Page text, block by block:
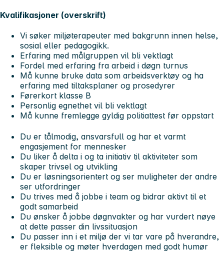
Kvalifikasjoner (overskrift)
Vi søker miljøterapeuter med bakgrunn innen helse,
sosial eller pedagogikk.
Erfaring med målgruppen vil bli vektlagt
Fordel med erfaring fra arbeid i døgn turnus
Må kunne bruke data som arbeidsverktøy og ha
erfaring med tiltaksplaner og prosedyrer
Førerkort klasse B
Personlig egnethet vil bli vektlagt
Må kunne fremlegge gyldig politiattest før oppstart
Du er tålmodig, ansvarsfull og har et varmt
engasjement for mennesker
Du liker å delta i og ta initiativ til aktiviteter som
skaper trivsel og utvikling
Du er løsningsorientert og ser muligheter der andre
ser utfordringer
Du trives med å jobbe i team og bidrar aktivt til et
godt samarbeid
Du ønsker å jobbe døgnvakter og har vurdert nøye
at dette passer din livssituasjon
Du passer inn i et miljø der vi tar vare på hverandre,
er fleksible og møter hverdagen med godt humør